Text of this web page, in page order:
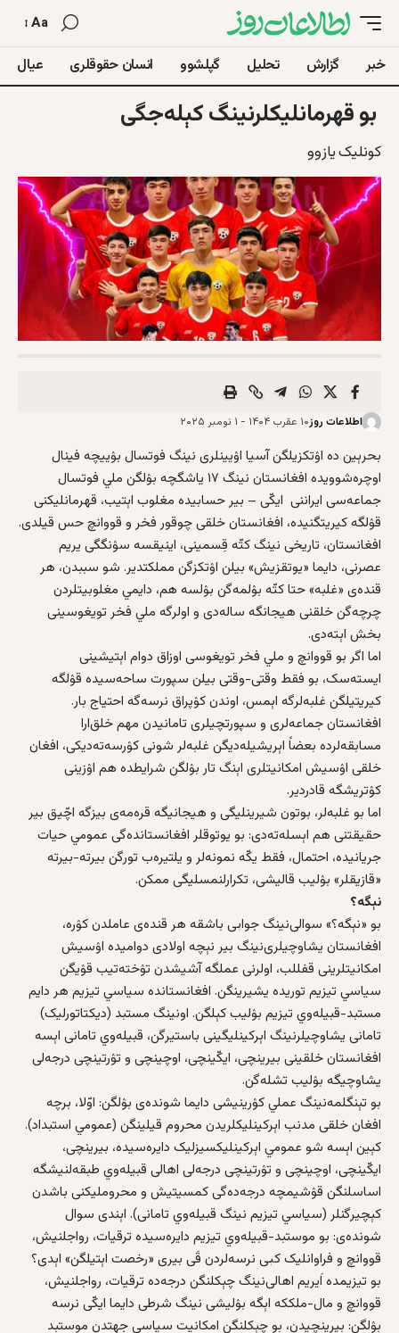
Aa
خبر گزارش تحلیل گپلشوو انسان حقوقلری عیال
بو قهرمانلیکلرنینگ کېله‌جگی
کونلیک یازوو
اطلاعات روز۱۰ عقرب ۱۴۰۴ - ۱ نومبر ۲۰۲۵
بحرېین ده اۉتکزیلگن آسیا اۉیینلری نینگ فوتسال بۉییچه‌ فینال
اوچره‌شوویده افغانستان نینگ ۱۷ یاشگچه بۉلگن ملي فوتسا‌ل
جماعه‌سی ایراننی ایکّی – بیر حسابیده مغلوب اېتیب، قهرمانلیکنی
قۉلگه کیریتگنیده، افغانستان خلقی چوقور فخر و قووانچ حس قیلدی.
افغانستان، تاریخی نینگ کتّه‌ قِسمینی، اینیقسه‌ سۉنگگی یریم
عصرنی، دایما «یوتقزیش» بیلن اۉتکزگن مملکتدیر. شو سببدن، هر
قنده‌ی «غلبه‌» حتا کتّه‌ بۉلمه‌گن بۉلسه هم، دایمي مغلوبیتلردن
چرچه‌گن خلقنی هیجانگه ساله‌دی و اولرگه ملي فخر تویغوسینی
بخش اېته‌دی.
اما اگر بو قووانچ و ملي فخر تویغوسی اوزاق دوام اېتیشینی
ایسته‌سک، بو فقط وقتی-وقتی بیلن سپورت ساحه‌سیده قۉلگه
کیریتیلگن غلبه‌لرگه اېمس، اوندن کۉپراق نرسه‌گه احتیاج بار.
افغانستان جماعه‌لری و سپورتچیلری تامانیدن مهم‌ خلق‌ارا
مسابقه‌لرده بعضاً اېریشیله‌دیگن غلبه‌لر شونی کۉرسه‌ته‌دیکی، افغان
خلقی اۉسیش امکانیتلری اېنگ تار بۉلگن شرایطده هم اۉزینی
کۉتریشگه قادردیر.
اما بو غلبه‌لر، بوتون شیرینلیگی و هیجانیگه قره‌مه‌ی بیزگه اچّیق بیر
حقیقتنی هم اېسله‌ته‌دی: بو یوتوقلر افغانستانده‌گی عمومي حیات
جریانیده، احتمال، فقط یکّه‌ نمونه‌لر و یلتیره‌ب تورگن بیرته‌-بیرته‌
«قازیقلر» بۉلیب قالیشی، تکرارلنمسلیگی ممکن.
نېگه‌؟
بو «نېگه‌؟» سوالی‌نینگ جوابی باشقه‌ هر قنده‌ی عاملدن کۉره‌،
افغانستان یشاوچیلری‌نینگ بیر نېچه‌ اولادی دوامیده‌ اۉسیش
امکانیتلرینی قفللب، اولرنی عملگه آشیشدن تۉخته‌تیب قۉیگن
سیاسي تیزیم توریده یشیرینگن. افغانستانده سیاسي تیزیم هر دایم
مستبد-قبیله‌وي تیزیم بۉلیب کېلگن. اونینگ مستبد (دیکتاتورلیک)
تامانی یشاوچیلرنینگ اېرکینلیگینی باستیرگن، قبیله‌وي تامانی اېسه
افغانستان خلقینی بیرینچی، ایکّینچی، اوچینچی و تۉرتینچی درجه‌لی
یشاوچیگه بۉلیب تشله‌گن.
بو تېنگلمه‌‌نینگ عملي کۉرینیشی دایما شونده‌ی بۉلگن: اوّلا، برچه‌
افغان خلقی مدنب اېرکینلیکلریدن محروم قیلینگن (عمومي استبداد).
کېین اېسه شو عمومي اېرکینلیکسیزلیک دایره‌سیده، بیرینچی،
ایکّینچی، اوچینچی و تۉرتینچی درجه‌لی اهالی قبیله‌وي طبقه‌لنیشگه
اساسلنگن قۉشیمچه‌ درجه‌ده‌گی کمسیتیش و محروملیکنی باشدن
کېچیرگنلر (سیاسي تیزیم نینگ قبیله‌وي تامانی). اېندی سوال
شونده‌ی: بو موستبد-قبیله‌وي تیزیم دایره‌سیده ترقیات، رواجلنیش،
قووانچ و فراوانلیک کبی نرسه‌لردن قَی بیری «رخصت اېتیلگن» اېدی؟
بو تیزیمده اَیریم اهالی‌نینگ چېکلنگن درجه‌ده ترقیات، رواجلنیش،
قووانچ و مال-ملککه اېگه‌ بۉلیشی نینگ شرطی دایما ایکّی نرسه‌
بۉلگن: بیرینچیدن، بو چېکلنگن امکانیت سیاسي جهتدن موستبد